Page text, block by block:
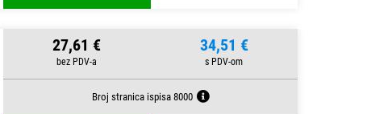
27,61 € 34,51 €
Broj stranica ispisa 8000